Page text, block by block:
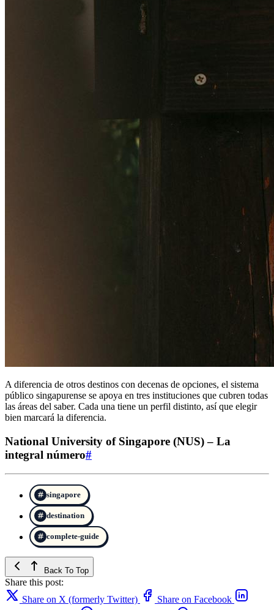
A diferencia de otros destinos con decenas de opciones, el sistema
público singapurense se apoya en tres instituciones que cubren todas
las áreas del saber. Cada una tiene un perfil distinto, así que elegir
bien marcará la diferencia.
National University of Singapore (NUS) – La
integral número#
singapore
destination
complete-guide
Back To Top
Share this post:
Share on X (formerly Twitter)
Share on Facebook